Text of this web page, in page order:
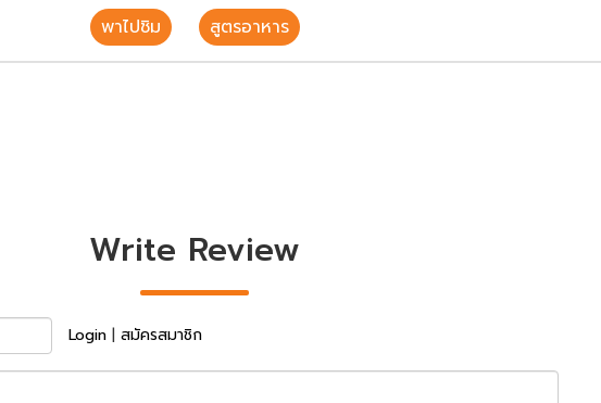
พาไปชิม สูตรอาหาร
Write Review
Login | สมัครสมาชิก